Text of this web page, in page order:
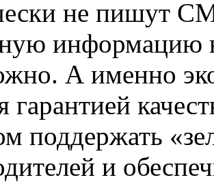
не пишут
информацию
А именно
гарантией
поддержать
и